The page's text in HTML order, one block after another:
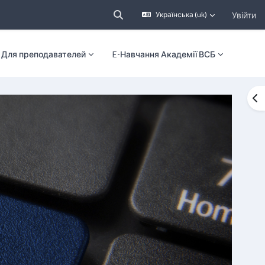
Переключити введення пошуку
Українська ‎(uk)‎ Увійти
Для преподавателей E-Навчання Академії ВСБ